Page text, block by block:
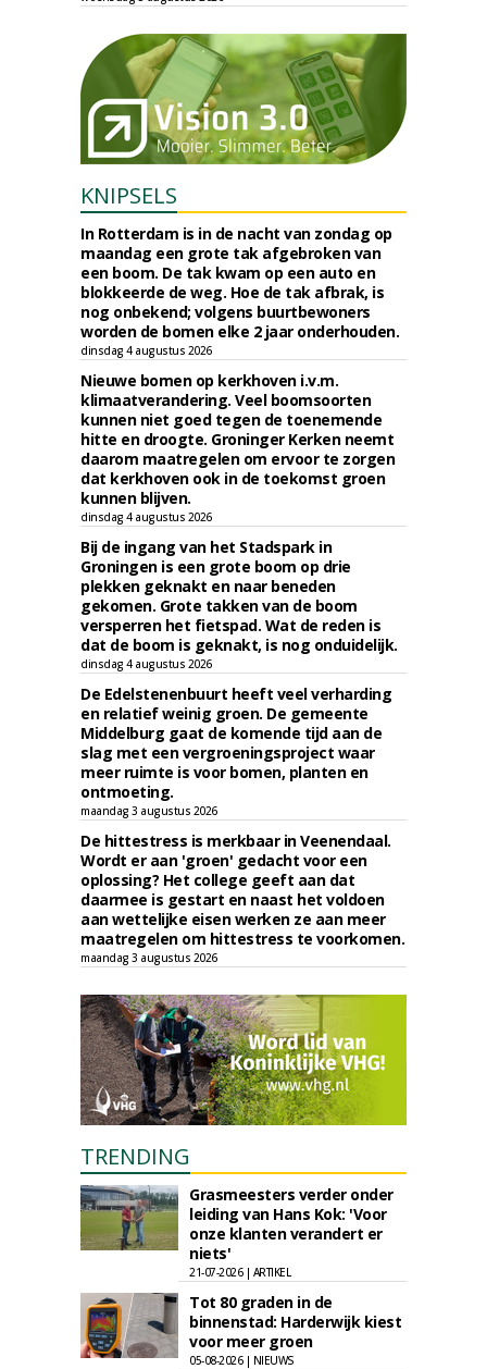
KNIPSELS
In Rotterdam is in de nacht van zondag op
maandag een grote tak afgebroken van
een boom. De tak kwam op een auto en
blokkeerde de weg. Hoe de tak afbrak, is
nog onbekend; volgens buurtbewoners
worden de bomen elke 2 jaar onderhouden.
dinsdag 4 augustus 2026
Nieuwe bomen op kerkhoven i.v.m.
klimaatverandering. Veel boomsoorten
kunnen niet goed tegen de toenemende
hitte en droogte. Groninger Kerken neemt
daarom maatregelen om ervoor te zorgen
dat kerkhoven ook in de toekomst groen
kunnen blijven.
dinsdag 4 augustus 2026
Bij de ingang van het Stadspark in
Groningen is een grote boom op drie
plekken geknakt en naar beneden
gekomen. Grote takken van de boom
versperren het fietspad. Wat de reden is
dat de boom is geknakt, is nog onduidelijk.
dinsdag 4 augustus 2026
De Edelstenenbuurt heeft veel verharding
en relatief weinig groen. De gemeente
Middelburg gaat de komende tijd aan de
slag met een vergroeningsproject waar
meer ruimte is voor bomen, planten en
ontmoeting.
maandag 3 augustus 2026
De hittestress is merkbaar in Veenendaal.
Wordt er aan 'groen' gedacht voor een
oplossing? Het college geeft aan dat
daarmee is gestart en naast het voldoen
aan wettelijke eisen werken ze aan meer
maatregelen om hittestress te voorkomen.
maandag 3 augustus 2026
TRENDING
Grasmeesters verder onder
leiding van Hans Kok: 'Voor
onze klanten verandert er
niets'
21-07-2026 | ARTIKEL
Tot 80 graden in de
binnenstad: Harderwijk kiest
voor meer groen
05-08-2026 | NIEUWS